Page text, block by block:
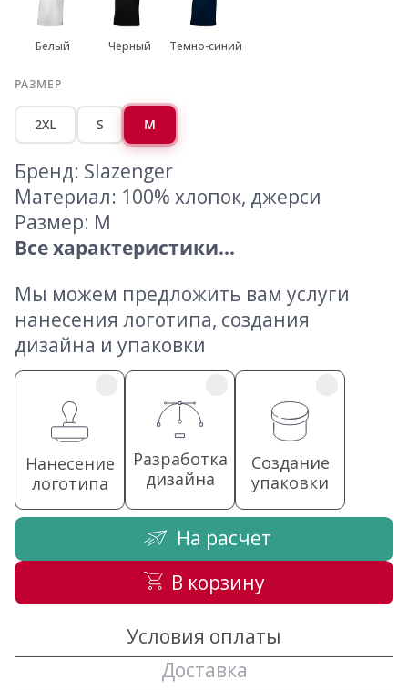
Белый Черный Темно-синий
РАЗМЕР
2XL S M
Бренд: Slazenger
Материал: 100% хлопок, джерси
Размер: M
Все характеристики...
Мы можем предложить вам услуги
нанесения логотипа, создания
дизайна и упаковки
Нанесение
логотипа
Разработка
дизайна
Создание
упаковки
На расчет
В корзину
Условия оплаты
Доставка